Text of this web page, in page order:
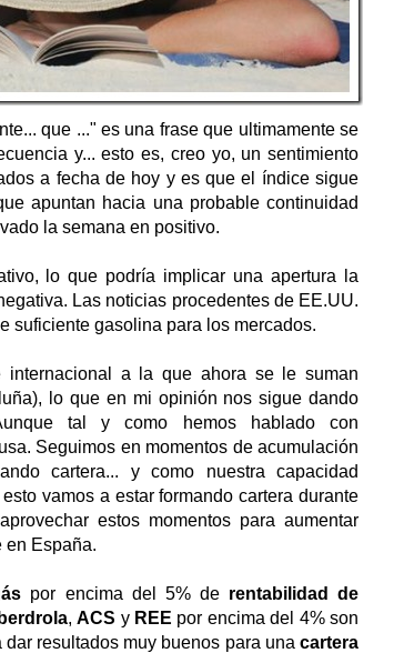
que ..." es una frase que ultimamente se
y... esto es, creo yo, un sentimiento
a fecha de hoy y es que el índice sigue
apuntan hacia una probable continuidad
la semana en positivo.
lo que podría implicar una apertura la
Las noticias procedentes de EE.UU.
suficiente gasolina para los mercados.
internacional a la que ahora se le suman
lo que en mi opinión nos sigue dando
tal y como hemos hablado con
Seguimos en momentos de acumulación
cartera... y como nuestra capacidad
vamos a estar formando cartera durante
estos momentos para aumentar
en España.
por encima del 5% de rentabilidad de
Iberdrola,ACS y REE por encima del 4% son
resultados muy buenos para una cartera